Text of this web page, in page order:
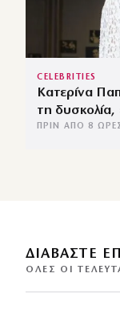
CELEBRITIES
Κατερίνα
τη δυσκολία,
ΠΡΙΝ ΑΠΌ 8
ΔΙΑΒΑΣΤΕ
ΌΛΕΣ ΟΙ